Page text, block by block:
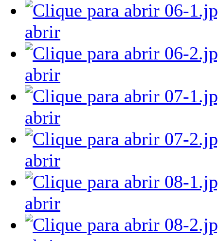
abrir
abrir
abrir
abrir
abrir